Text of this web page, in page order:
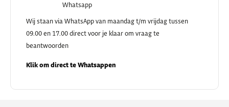
Whatsapp
Wij staan via WhatsApp van maandag t/m vrijdag tussen
09.00 en 17.00 direct voor je klaar om vraag te
beantwoorden
Klik om direct te Whatsappen